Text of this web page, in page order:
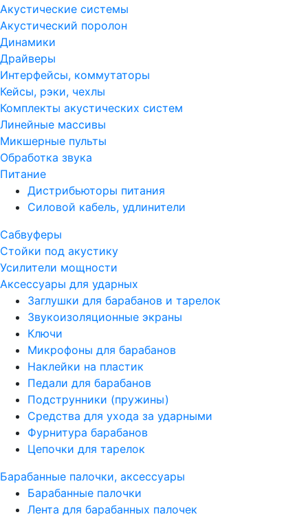
Акустические системы
Акустический поролон
Динамики
Драйверы
Интерфейсы, коммутаторы
Кейсы, рэки, чехлы
Комплекты акустических систем
Линейные массивы
Микшерные пульты
Обработка звука
Питание
Дистрибьюторы питания
Силовой кабель, удлинители
Сабвуферы
Стойки под акустику
Усилители мощности
Аксессуары для ударных
Заглушки для барабанов и тарелок
Звукоизоляционные экраны
Ключи
Микрофоны для барабанов
Наклейки на пластик
Педали для барабанов
Подструнники (пружины)
Средства для ухода за ударными
Фурнитура барабанов
Цепочки для тарелок
Барабанные палочки, аксессуары
Барабанные палочки
Лента для барабанных палочек